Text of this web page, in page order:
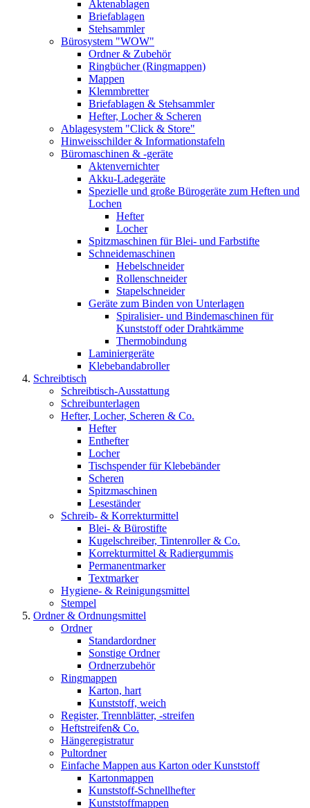
Aktenablagen
Briefablagen
Stehsammler
Bürosystem "WOW"
Ordner & Zubehör
Ringbücher (Ringmappen)
Mappen
Klemmbretter
Briefablagen & Stehsammler
Hefter, Locher & Scheren
Ablagesystem "Click & Store"
Hinweisschilder & Informationstafeln
Büromaschinen & -geräte
Aktenvernichter
Akku-Ladegeräte
Spezielle und große Bürogeräte zum Heften und
Lochen
Hefter
Locher
Spitzmaschinen für Blei- und Farbstifte
Schneidemaschinen
Hebelschneider
Rollenschneider
Stapelschneider
Geräte zum Binden von Unterlagen
Spiralisier- und Bindemaschinen für
Kunststoff oder Drahtkämme
Thermobindung
Laminiergeräte
Klebebandabroller
Schreibtisch
Schreibtisch-Ausstattung
Schreibunterlagen
Hefter, Locher, Scheren & Co.
Hefter
Enthefter
Locher
Tischspender für Klebebänder
Scheren
Spitzmaschinen
Leseständer
Schreib- & Korrekturmittel
Blei- & Bürostifte
Kugelschreiber, Tintenroller & Co.
Korrekturmittel & Radiergummis
Permanentmarker
Textmarker
Hygiene- & Reinigungsmittel
Stempel
Ordner & Ordnungsmittel
Ordner
Standardordner
Sonstige Ordner
Ordnerzubehör
Ringmappen
Karton, hart
Kunststoff, weich
Register, Trennblätter, -streifen
Heftstreifen& Co.
Hängeregistratur
Pultordner
Einfache Mappen aus Karton oder Kunststoff
Kartonmappen
Kunststoff-Schnellhefter
Kunststoffmappen